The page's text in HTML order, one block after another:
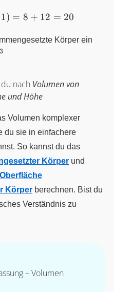
1) = 8 + 12 = 20
Körper ein
3
nach Volumen von
und Höhe
Volumen komplexer
du sie in einfachere
So kannst du das
Körper und
Oberfläche
Körper berechnen. Bist du
Verständnis zu
– Volumen